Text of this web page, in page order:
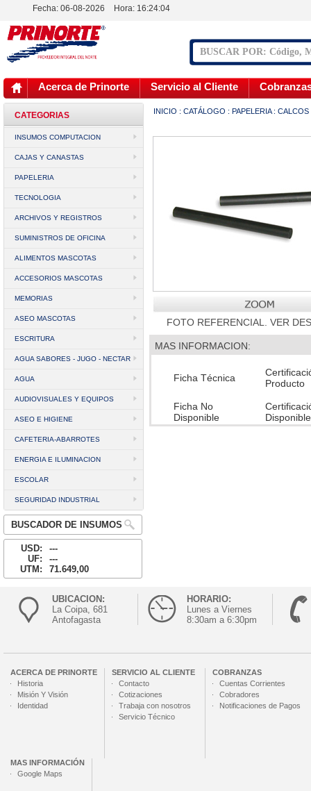
Fecha: 06-08-2026 Hora: 16:24:04
Acerca de Prinorte Servicio al Cliente
CATEGORIAS
INSUMOS COMPUTACION
CAJAS Y CANASTAS
PAPELERIA
TECNOLOGIA
ARCHIVOS Y REGISTROS
SUMINISTROS DE OFICINA
ALIMENTOS MASCOTAS
ACCESORIOS MASCOTAS
MEMORIAS
ASEO MASCOTAS
ESCRITURA
AGUA SABORES - JUGO - NECTAR
AGUA
AUDIOVISUALES Y EQUIPOS
ASEO E HIGIENE
CAFETERIA-ABARROTES
ENERGIA E ILUMINACION
ESCOLAR
SEGURIDAD INDUSTRIAL
BUSCADOR DE INSUMOS
USD:
---
UF:
---
UTM:
71.649,00
INICIO : CATÁLOGO : PAPELERIA: CALCOS
FOTO REFERENCIAL. VER
MAS INFORMACION:
Ficha Técnica
Producto
Ficha No
Disponible
Disponible
UBICACION:
La Coipa, 681
Antofagasta
HORARIO:
Lunes a Viernes
8:30am a 6:30pm
ACERCA DE PRINORTE
Historia
Misión Y Visión
Identidad
SERVICIO AL CLIENTE
Contacto
Cotizaciones
Trabaja con nosotros
Servicio Técnico
COBRANZAS
Cuentas Corrientes
Cobradores
Notificaciones de Pagos
MAS INFORMACIÓN
Google Maps